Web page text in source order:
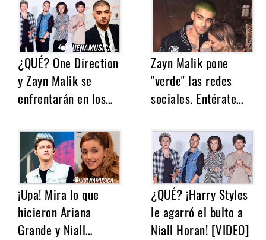
¿QUÉ? One Direction
y Zayn Malik se
enfrentarán en los…
Zayn Malik pone
"verde" las redes
sociales. Entérate…
¡Upa! Mira lo que
hicieron Ariana
Grande y Niall…
¿QUÉ? ¡Harry Styles
le agarró el bulto a
Niall Horan! [VIDEO]